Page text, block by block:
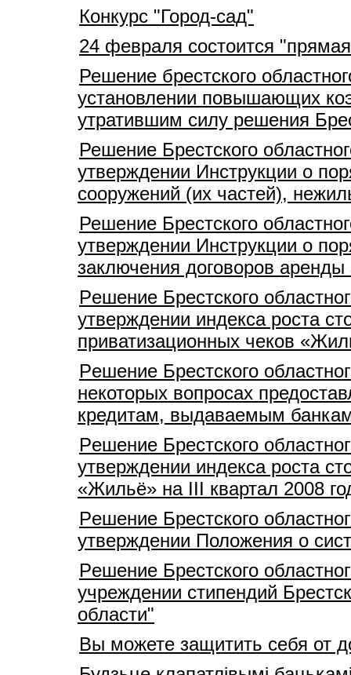
Конкурс "Город-сад"
24 февраля состоится
Решение брестского
установлении повышающих
утратившим силу решения
Решение Брестского
утверждении Инструкции о
сооружений (их частей),
Решение Брестского
утверждении Инструкции о
заключения договоров
Pешение Брестского
утверждении индекса роста
приватизационных чеков
Pешение Брестского
некоторых вопросах
кредитам, выдаваемым
Pешение Брестского
утверждении индекса роста
«Жильё» на III квартал 2008
Pешение Брестского
утверждении Положения о
Pешение Брестского
учреждении стипендий
области"
Вы можете защитить себя от